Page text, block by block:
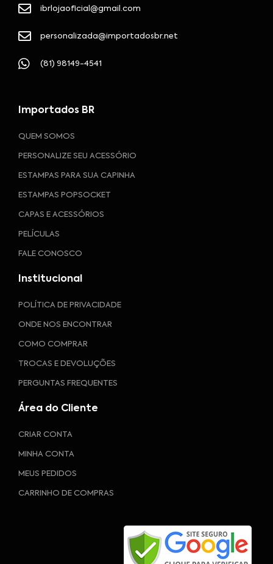
ibrlojaoficial@gmail.com
personalizada@importadosbr.net
(81) 98149-4541
Importados BR
QUEM SOMOS
PERSONALIZE SEU ACESSÓRIO
ESTAMPAS PARA SUA CAPINHA
ESTAMPAS POPSOCKET
CAPAS E ACESSÓRIOS
PELÍCULAS
FALE CONOSCO
Institucional
POLÍTICA DE PRIVACIDADE
ONDE NOS ENCONTRAR
COMO COMPRAR
TROCAS E DEVOLUÇÕES
PERGUNTAS FREQUENTES
Área do Cliente
CRIAR CONTA
MINHA CONTA
MEUS PEDIDOS
CARRINHO DE COMPRAS